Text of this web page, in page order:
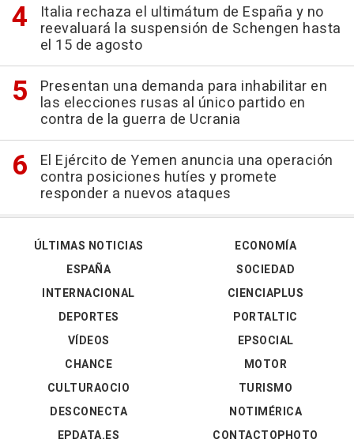
Italia rechaza el ultimátum de España y no
reevaluará la suspensión de Schengen hasta
el 15 de agosto
Presentan una demanda para inhabilitar en
las elecciones rusas al único partido en
contra de la guerra de Ucrania
El Ejército de Yemen anuncia una operación
contra posiciones hutíes y promete
responder a nuevos ataques
ÚLTIMAS NOTICIAS
ESPAÑA
INTERNACIONAL
DEPORTES
VÍDEOS
ECONOMÍA
SOCIEDAD
CIENCIAPLUS
PORTALTIC
EPSOCIAL
CHANCE
CULTURAOCIO
DESCONECTA
EPDATA.ES
MOTOR
TURISMO
NOTIMÉRICA
CONTACTOPHOTO